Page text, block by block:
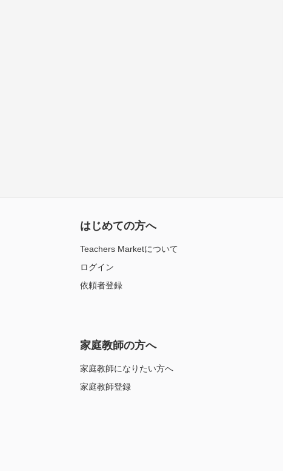
はじめての方へ
Teachers Marketについて
ログイン
依頼者登録
家庭教師の方へ
家庭教師になりたい方へ
家庭教師登録